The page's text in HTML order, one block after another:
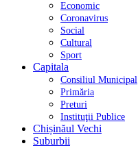
Economic
Coronavirus
Social
Cultural
Sport
Capitala
Consiliul Municipal
Primăria
Preturi
Instituţii Publice
Chișinăul Vechi
Suburbii